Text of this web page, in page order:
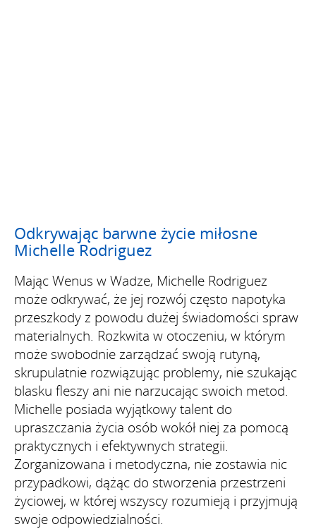
Odkrywając barwne życie miłosne
Michelle Rodriguez
Mając Wenus w Wadze, Michelle Rodriguez
może odkrywać, że jej rozwój często napotyka
przeszkody z powodu dużej świadomości spraw
materialnych. Rozkwita w otoczeniu, w którym
może swobodnie zarządzać swoją rutyną,
skrupulatnie rozwiązując problemy, nie szukając
blasku fleszy ani nie narzucając swoich metod.
Michelle posiada wyjątkowy talent do
upraszczania życia osób wokół niej za pomocą
praktycznych i efektywnych strategii.
Zorganizowana i metodyczna, nie zostawia nic
przypadkowi, dążąc do stworzenia przestrzeni
życiowej, w której wszyscy rozumieją i przyjmują
swoje odpowiedzialności.